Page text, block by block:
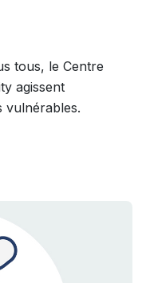
tous, le Centre
agissent
vulnérables.